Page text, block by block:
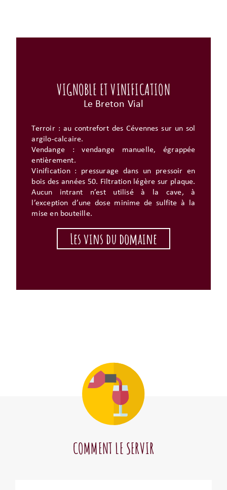
VIGNOBLE ET VINIFICATION
Le Breton Vial
Terroir : au contrefort des Cévennes sur un sol
argilo-calcaire.
Vendange : vendange manuelle, égrappée
entièrement.
Vinification : pressurage dans un pressoir en
bois des années 50. Filtration légère sur plaque.
Aucun intrant n’est utilisé à la cave, à
l’exception d’une dose minime de sulfite à la
mise en bouteille.
Les vins du domaine
COMMENT LE SERVIR